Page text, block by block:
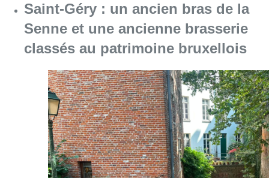
Saint-Géry : un ancien bras de la
Senne et une ancienne brasserie
classés au patrimoine bruxellois